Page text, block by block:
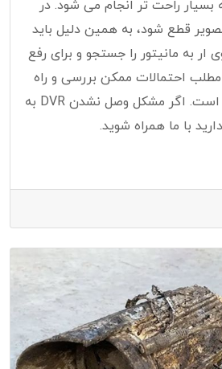
بسیار راحت تر انجام می شود. در
قطع شود، به همین دلیل باید
به مانیتور را جستجو و برای رفع
احتمالات ممکن بررسی و راه
حل مربوطه ارائه شده است. اگر مشکل وصل نشدن DVR به
با ما همراه شوید.